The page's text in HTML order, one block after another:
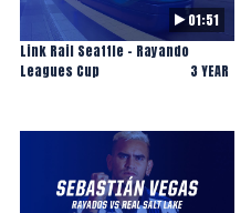
01:51
Link Rail Seattle - Rayando
Leagues Cup
3 YEAR